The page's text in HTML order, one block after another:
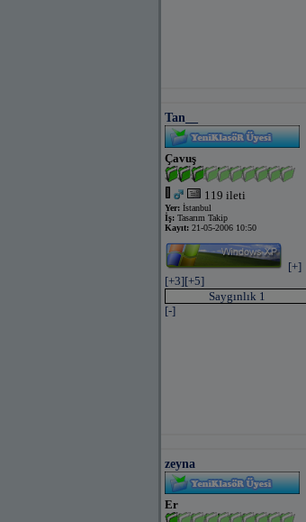
Tan__
Çavuş
119 ileti
Yer: İstanbul
İş: Tasarım Takip
Kayıt: 21-05-2006 10:50
[+]
[+3][+5]
Saygınlık 1
[-]
zeyna
Er